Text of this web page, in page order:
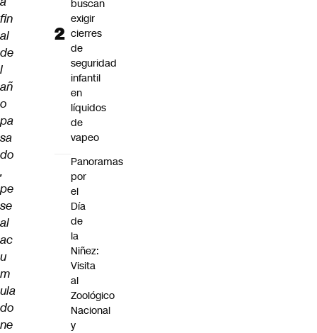
fin
al
de
l
añ
o
pa
sa
do
,
pe
se
al
ac
u
m
ula
do
ne
buscan
exigir
cierres
de
seguridad
infantil
en
líquidos
de
vapeo
Panoramas
por
el
Día
de
la
Niñez:
Visita
al
Zoológico
Nacional
y